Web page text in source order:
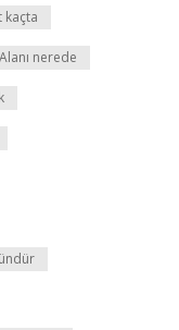
kaçta
nerede